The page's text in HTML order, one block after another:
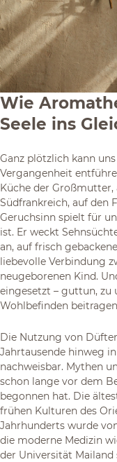
Wie
Seele ins
Ganz plötzlich kann
Vergangenheit
Küche der
Südfrankreich, auf den
Geruchsinn spielt für
ist. Er weckt
an, auf frisch
liebevolle Verbindung
neugeborenen Kind.
eingesetzt – guttun, zu
Wohlbefinden
Die Nutzung von
Jahrtausende hinweg
nachweisbar. Mythen
schon lange vor dem
begonnen hat. Die
frühen Kulturen des
Jahrhunderts wurde
die moderne Medizin
der Universität Mailand